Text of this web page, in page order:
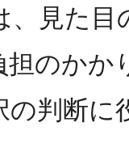
、見た目
担のかか
の判断に